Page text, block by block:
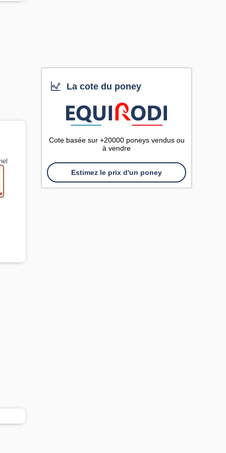
La cote du poney
Cote basée sur +20000 poneys vendus ou
à vendre
Estimez le prix d'un poney